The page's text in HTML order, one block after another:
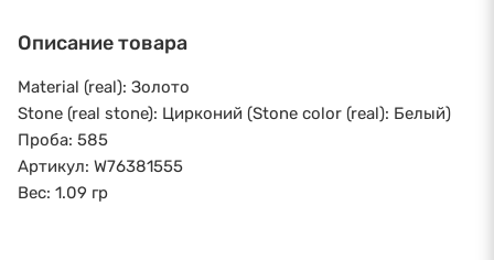
Описание товара
Material (real): Золото
Stone (real stone): Цирконий (Stone color (real): Белый)
Проба: 585
Артикул: W76381555
Вес: 1.09 гр